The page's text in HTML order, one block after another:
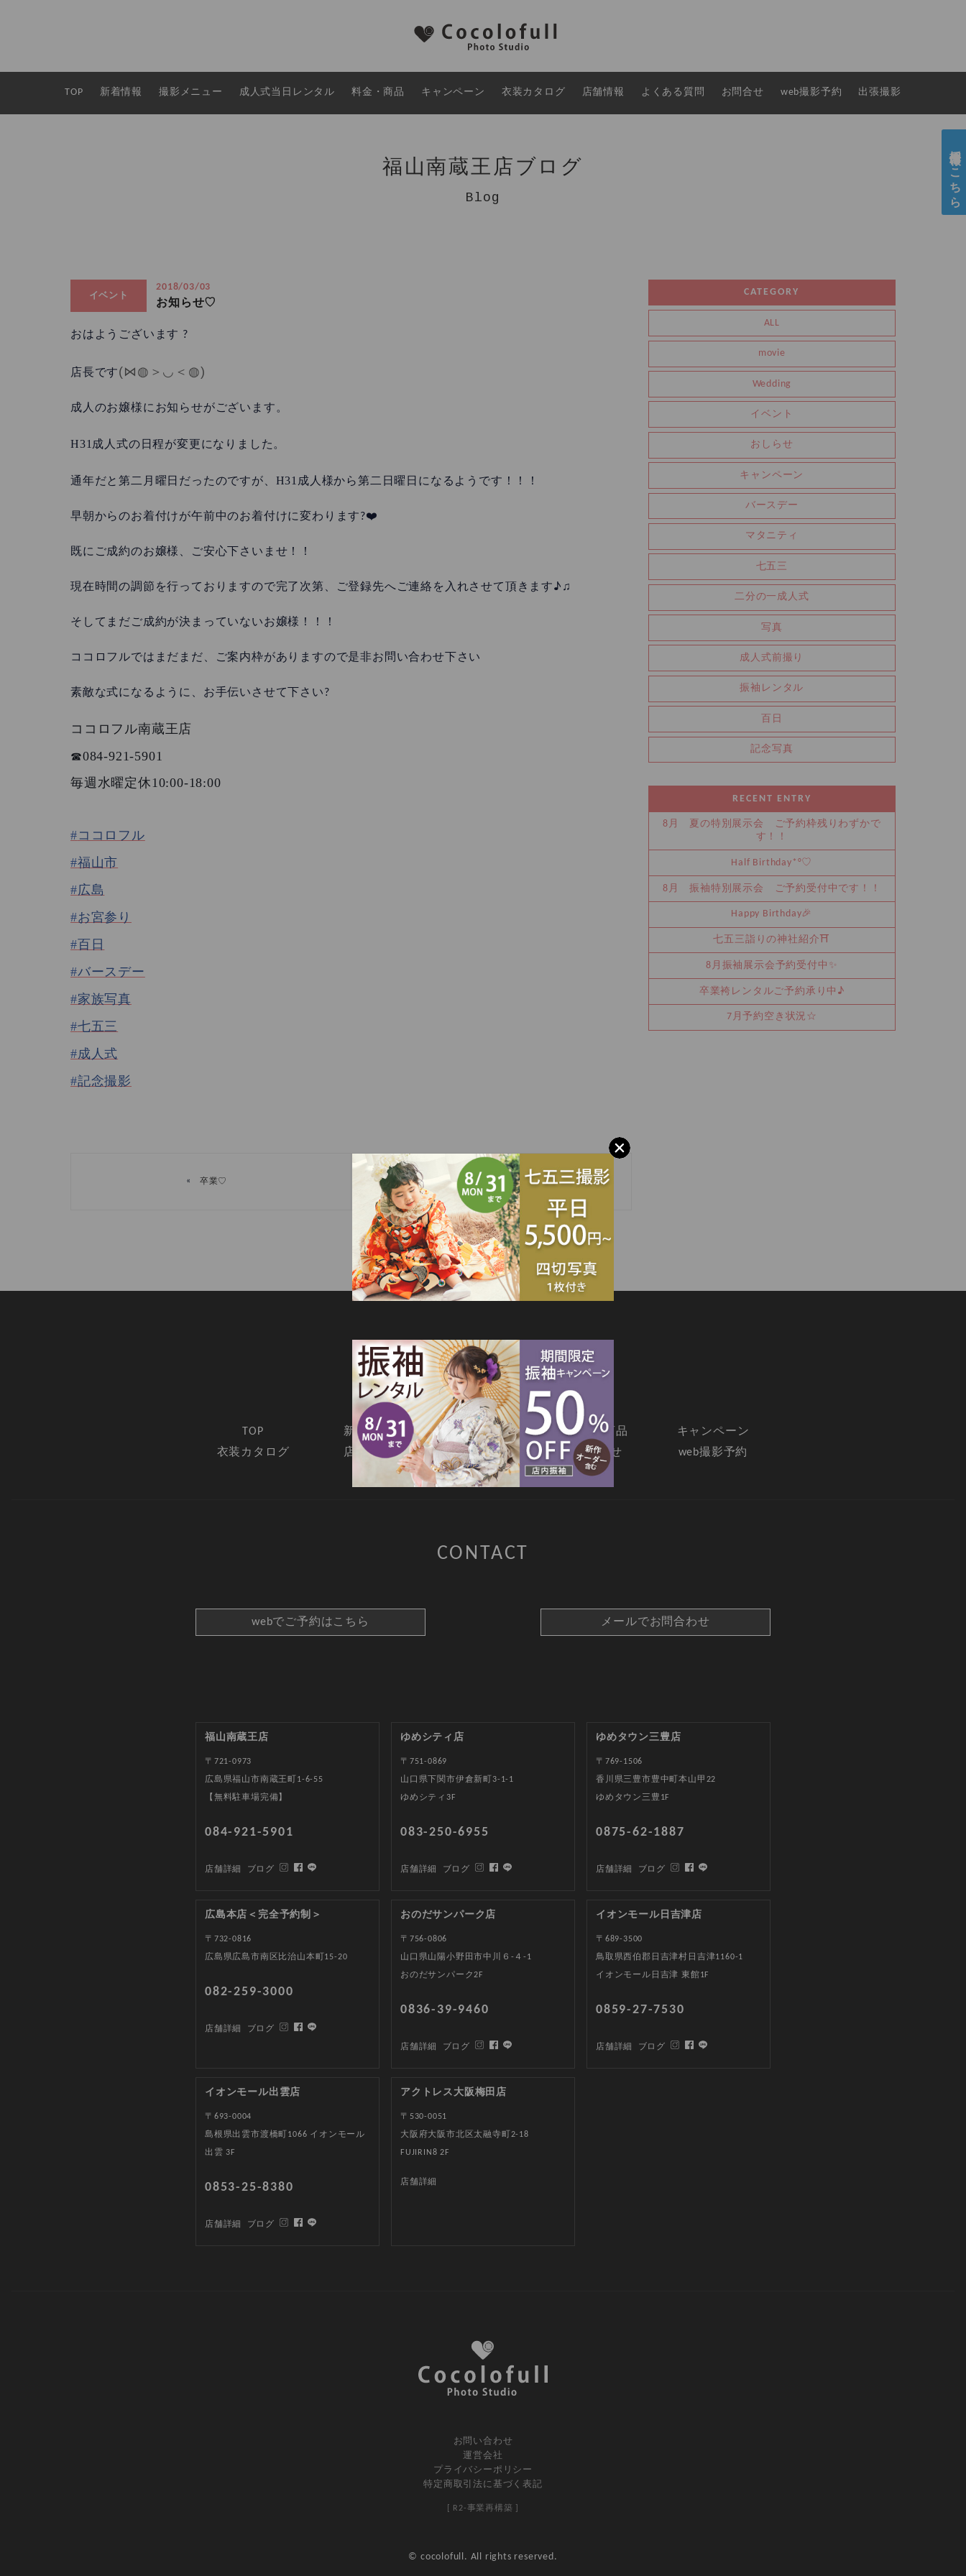
TOP 新着情報 撮影メニュー 成人式当日レンタル 料金・商品 キャンペーン 衣装カタログ 店舗情報 よくある質問 お問合せ web撮影予約 出張撮影
福山南蔵王店ブログ
Blog
イベント
2018/03/03
お知らせ♡
おはようございます ?
店長です(⋈◍ ＞◡＜◍)
成人のお嬢様にお知らせがございます。
H31 成人式の日程が変更になりました。
通年だと第二月曜日だったのですが、 H31 成人様から第二日曜日になるようです！！！
早朝からのお着付けが午前中のお着付けに変わります?❤️
既にご成約のお嬢様、ご安心下さいませ！！
現在時間の調節を行っておりますので完了次第、ご登録先へご連絡を入れさせて頂きます♪♫
そしてまだご成約が決まっていないお嬢様！！！
ココロフルではまだまだ、ご案内枠がありますので是非お問い合わせ下さい
素敵な式になるように、お手伝いさせて下さい?
ココロフル南蔵王店
☎︎084-921-5901
毎週水曜定休 10:00-18:00
# ココロフル
#福山市
#広島
#お宮参り
# 百日
#バースデー
#家族写真
#七五三
#成人式
#記念撮影
« 卒業♡ ２月イベント写真♡ »
CATEGORY
ALL
movie
Wedding
イベント
おしらせ
キャンペーン
バースデー
マタニティ
七五三
二分の一成人式
写真
成人式前撮り
振袖レンタル
百日
記念写真
RECENT ENTRY
8月 夏の特別展示会 ご予約枠残りわずかで
す！！
Half Birthday‪‪*°♡
8月 振袖特別展示会 ご予約受付中です！！
Happy Birthday🎉
七五三詣りの神社紹介⛩️
8月振袖展示会予約受付中✨
卒業袴レンタルご予約承り中♪
7月予約空き状況☆
SITEMAP
TOP 新着情報 撮影メニュー 料金・商品
キャンペーン
衣装カタログ
店舗情報 よくあるご質問 お問合せ web撮影予約
CONTACT
webでご予約はこちら メールでお問合わせ
福山南蔵王店
〒721-0973
広島県福山市南蔵王町1-6-55
【無料駐車場完備】
084-921-5901
店舗詳細 ブログ
ゆめシティ店
〒751-0869
山口県下関市伊倉新町3-1-1
ゆめシティ3F
083-250-6955
店舗詳細 ブログ
ゆめタウン三豊店
〒769-1506
香川県三豊市豊中町本山甲22
ゆめタウン三豊1F
0875-62-1887
店舗詳細 ブログ
広島本店＜完全予約制＞
〒732-0816
広島県広島市南区比治山本町15-20
082-259-3000
店舗詳細 ブログ
おのだサンパーク店
〒756-0806
山口県山陽小野田市中川６-４-1
おのだサンパーク2F
0836-39-9460
店舗詳細 ブログ
イオンモール日吉津店
〒689-3500
鳥取県西伯郡日吉津村日吉津1160-1
イオンモール日吉津 東館1F
0859-27-7530
店舗詳細 ブログ
イオンモール出雲店
〒693-0004
島根県出雲市渡橋町1066 イオンモール
出雲 3F
0853-25-8380
店舗詳細 ブログ
アクトレス大阪梅田店
〒530-0051
大阪府大阪市北区太融寺町2-18
FUJIRIN8 2F
店舗詳細
お問い合わせ
運営会社
プライバシーポリシー
特定商取引法に基づく表記
[ R2-事業再構築 ]
© cocolofull. All rights reserved.
採用情報はこちら